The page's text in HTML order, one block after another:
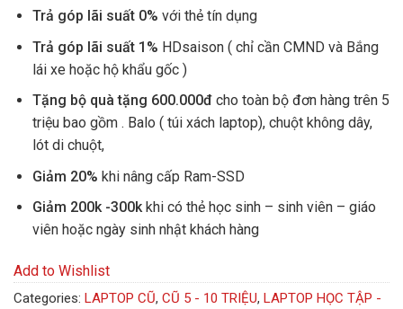
Trả góp lãi suất 0% với thẻ tín dụng
Trả góp lãi suất 1% HDsaison ( chỉ cần CMND và Bắng
lái xe hoặc hộ khẩu gốc )
Tặng bộ quà tặng 600.000đ cho toàn bộ đơn hàng trên 5
triệu bao gồm . Balo ( túi xách laptop), chuột không dây,
lót di chuột,
Giảm 20% khi nâng cấp Ram-SSD
Giảm 200k -300k khi có thẻ học sinh – sinh viên – giáo
viên hoặc ngày sinh nhật khách hàng
Add to Wishlist
Categories: LAPTOP CŨ, CŨ 5 - 10 TRIỆU, LAPTOP HỌC TẬP -